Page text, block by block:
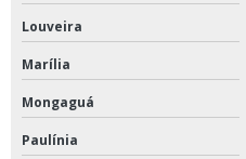
Reator fermentador comprar
Britador de mandíbula a venda
Centrifuga de petróleo comprar
Louveira
Marília
Mongaguá
Paulínia